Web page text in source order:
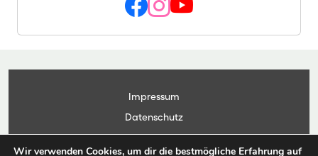
Impressum
Datenschutz
Kontakt
Wir verwenden Cookies, um dir die bestmögliche Erfahrung auf